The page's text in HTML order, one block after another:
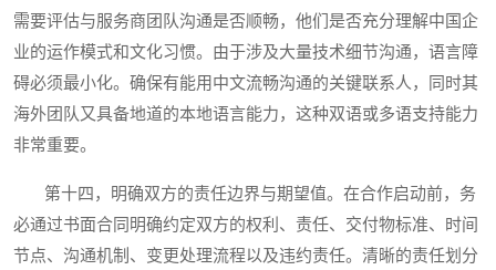
需要评估与服务商团队沟通是否顺畅，他们是否充分理解中国企
业的运作模式和文化习惯。由于涉及大量技术细节沟通，语言障
碍必须最小化。确保有能用中文流畅沟通的关键联系人，同时其
海外团队又具备地道的本地语言能力，这种双语或多语支持能力
非常重要。
第十四，明确双方的责任边界与期望值。在合作启动前，务
必通过书面合同明确约定双方的权利、责任、交付物标准、时间
节点、沟通机制、变更处理流程以及违约责任。清晰的责任划分